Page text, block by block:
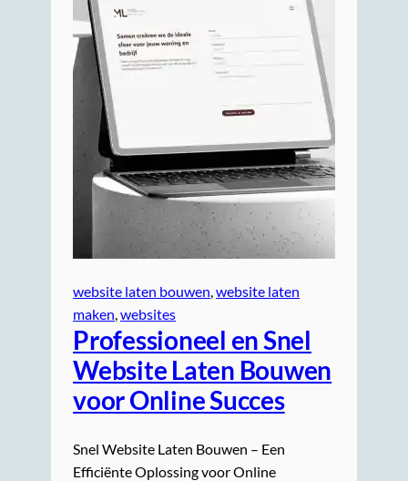
website laten bouwen website laten
maken websites
Professioneel en Snel
Website Laten Bouwen
voor Online Succes
Snel Website Laten Bouwen – Een
Efficiënte Oplossing voor Online